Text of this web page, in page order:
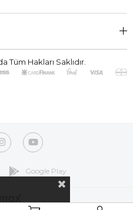
Tüm Hakları Saklıdır.
Google Play